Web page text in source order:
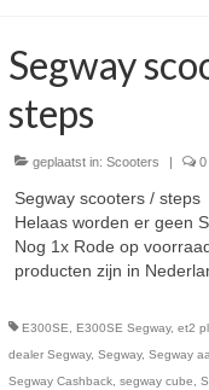
Segway
steps
geplaatst in: Scooters 0
Segway scooters /
Helaas worden er geen
Nog 1x Rode op
producten zijn in
E300SE, E300SE Segway, et2
dealer Segway, Segway, Segway
Segway Cashback, segway cube,